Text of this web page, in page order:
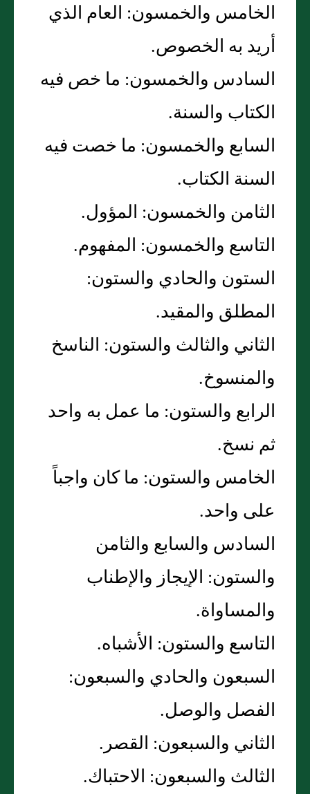
الخامس والخمسون‏:‏ العام الذي
أريد به الخصوص‏.‏
السادس والخمسون‏:‏ ما خص فيه
الكتاب والسنة‏.‏
السابع والخمسون‏:‏ ما خصت فيه
السنة الكتاب‏.‏
الثامن والخمسون‏:‏ المؤول‏.‏
التاسع والخمسون‏:‏ المفهوم‏.‏
الستون والحادي والستون‏:‏
المطلق والمقيد‏.‏
الثاني والثالث والستون‏:‏ الناسخ
والمنسوخ‏.‏
الرابع والستون‏:‏ ما عمل به واحد
ثم نسخ‏.‏
الخامس والستون‏:‏ ما كان واجباً
على واحد‏.‏
السادس والسابع والثامن
والستون‏:‏ الإيجاز والإطناب
والمساواة‏.‏
التاسع والستون‏:‏ الأشباه‏.‏
السبعون والحادي والسبعون‏:‏
الفصل والوصل‏.‏
الثاني والسبعون‏:‏ القصر‏.‏
الثالث والسبعون‏:‏ الاحتباك‏.‏